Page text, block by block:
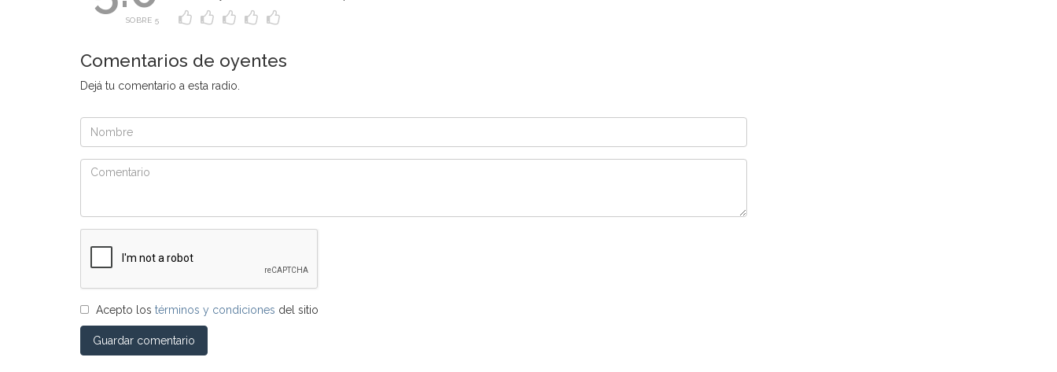
SOBRE 5
Comentarios de oyentes
Dejá tu comentario a esta radio.
Acepto los términos y condiciones del sitio
Guardar comentario